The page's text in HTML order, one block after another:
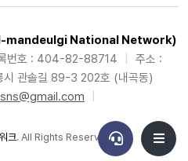
mandeulgi National Network)
번호 : 404-82-88714
주소 :
시 관솔길 89-3 202호 (내곡동)
크. All Rights Reserved.